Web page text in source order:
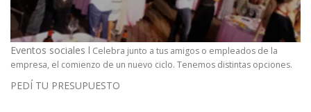
Eventos sociales l Celebra junto a tus amigos o empleados de la
empresa, el comienzo de un nuevo ciclo. Tenemos distintas opciones.
PEDÍ TU PRESUPUESTO